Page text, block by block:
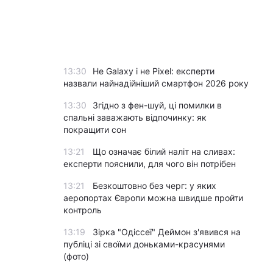
13:30
Не Galaxy і не Pixel: експерти
назвали найнадійніший смартфон 2026 року
13:30
Згідно з фен-шуй, ці помилки в
спальні заважають відпочинку: як
покращити сон
13:21
Що означає білий наліт на сливах:
експерти пояснили, для чого він потрібен
13:21
Безкоштовно без черг: у яких
аеропортах Європи можна швидше пройти
контроль
13:19
Зірка "Одіссеї" Деймон з'явився на
публіці зі своїми доньками-красунями
(фото)